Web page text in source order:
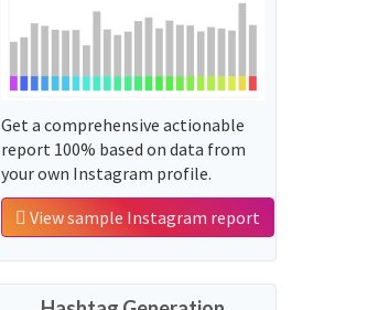
Get a comprehensive actionable
report 100% based on data from
your own Instagram profile.
View sample Instagram report